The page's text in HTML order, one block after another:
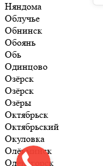
Няндома
Облучье
Обнинск
Обоянь
Обь
Одинцово
Озёрск
Озёрск
Озёры
Октябрьск
Октябрьский
Окуловка
Олёкминск
Оленегорск